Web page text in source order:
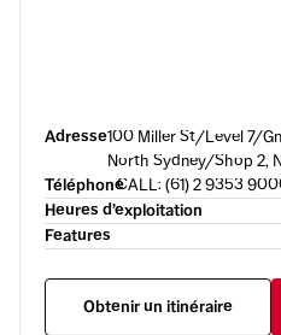
Adresse100 Miller St/Level 7/
North Sydney/Shop 2,
TéléphoneCALL: (61) 2 9353
Heures d’exploitation
Features
Obtenir un itinéraire